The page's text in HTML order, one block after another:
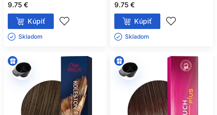
9.75 €
Kúpiť
Skladom ㅤ
9.75 €
Kúpiť
Skladom ㅤ